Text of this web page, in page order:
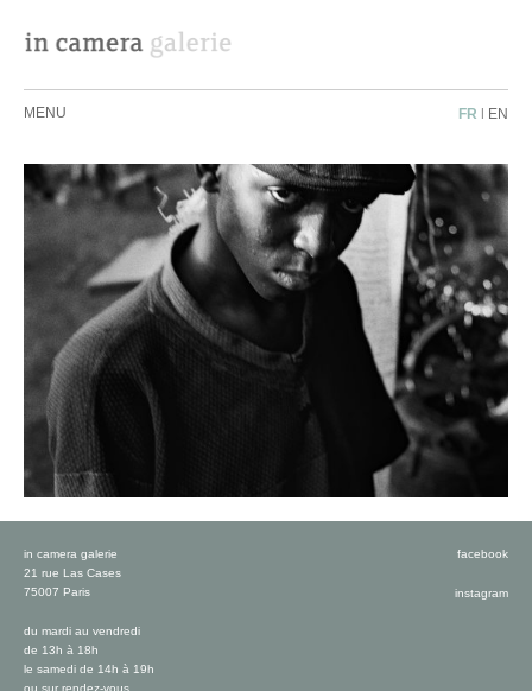
MENU FR | EN
in camera galerie
21 rue Las Cases
75007 Paris
du mardi au vendredi
de 13h à 18h
le samedi de 14h à 19h
ou sur rendez-vous
facebook
instagram